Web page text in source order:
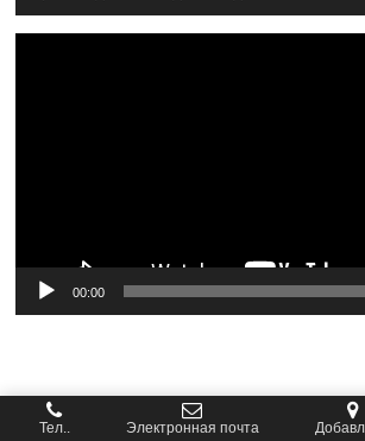
00:00
Тел.. Электронная почта